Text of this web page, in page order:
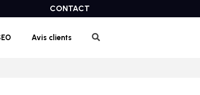
CONTACT
Avis clients